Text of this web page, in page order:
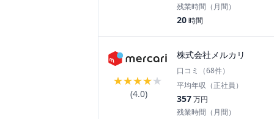
残業時間（月間）
20時間
★★★★★
(4.0)
株式会社メルカリ
口コミ（68件）
平均年収（正社員）
357万円
残業時間（月間）